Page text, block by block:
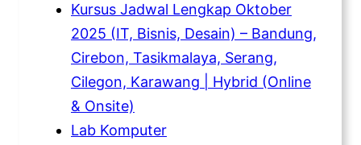
Kursus Jadwal Lengkap Oktober
2025 (IT, Bisnis, Desain) – Bandung,
Cirebon, Tasikmalaya, Serang,
Cilegon, Karawang | Hybrid (Online
& Onsite)
Lab Komputer